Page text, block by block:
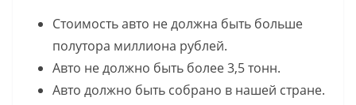
Стоимость авто не должна быть больше
полутора миллиона рублей.
Авто не должно быть более 3,5 тонн.
Авто должно быть собрано в нашей стране.